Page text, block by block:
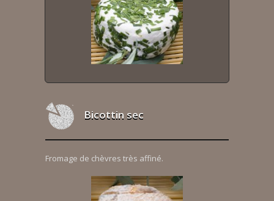
Bicottin sec
Fromage de chèvres très affiné.